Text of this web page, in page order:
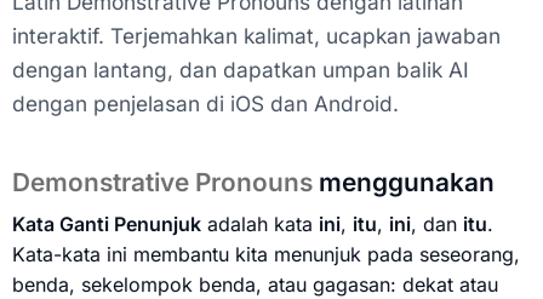
interaktif. Terjemahkan kalimat, ucapkan jawaban
dengan lantang, dan dapatkan umpan balik AI
dengan penjelasan di iOS dan Android.
Demonstrative Pronouns menggunakan
Kata Ganti Penunjuk adalah kata ini, itu, ini, dan itu.
Kata-kata ini membantu kita menunjuk pada seseorang,
benda, sekelompok benda, atau gagasan: dekat atau